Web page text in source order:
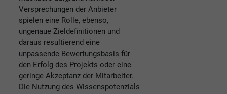
Versprechungen der Anbieter
spielen eine Rolle, ebenso,
ungenaue Zieldefinitionen und
daraus resultierend eine
unpassende Bewertungsbasis für
den Erfolg des Projekts oder eine
geringe Akzeptanz der Mitarbeiter.
Die Nutzung des Wissenspotenzials